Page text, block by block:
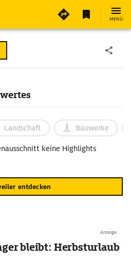
MENÜ
Landschaft Bauwerke
keine Highlights
entdecken
Anzeige
bleibt: Herbsturlaub